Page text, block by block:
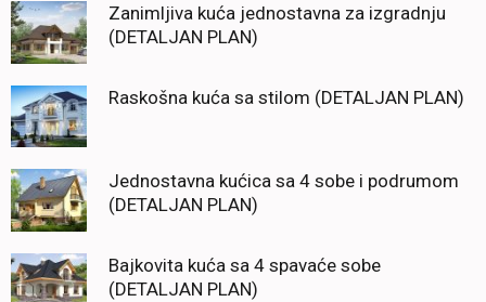
Zanimljiva kuća jednostavna za izgradnju
(DETALJAN PLAN)
Raskošna kuća sa stilom (DETALJAN PLAN)
Jednostavna kućica sa 4 sobe i podrumom
(DETALJAN PLAN)
Bajkovita kuća sa 4 spavaće sobe
(DETALJAN PLAN)